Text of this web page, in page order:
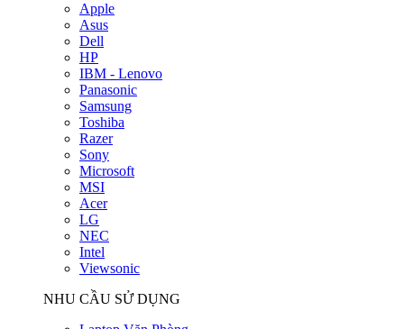
Apple
Asus
Dell
HP
IBM - Lenovo
Panasonic
Samsung
Toshiba
Razer
Sony
Microsoft
MSI
Acer
LG
NEC
Intel
Viewsonic
NHU CẦU SỬ DỤNG